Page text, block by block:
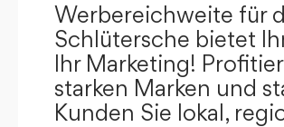
Werbereichweite für
Schlütersche bietet
Ihr Marketing!
starken Marken und
Kunden Sie lokal,